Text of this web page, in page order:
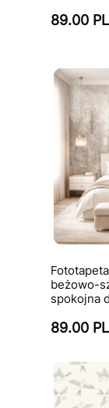
89.00
beżowo-
spokojna
89.00